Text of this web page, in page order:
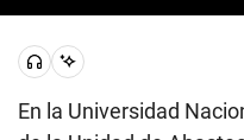
En la Universidad